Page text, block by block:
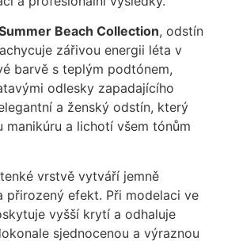
Beach Collection, odstín
zářivou energii léta v
barvě s teplým podtónem,
odlesky zapadajícího
a ženský odstín, který
manikúru a lichotí všem tónům
vrstvě vytváří jemně
přirozený efekt. Při modelaci ve
vyšší krytí a odhaluje
sjednocenou a výraznou